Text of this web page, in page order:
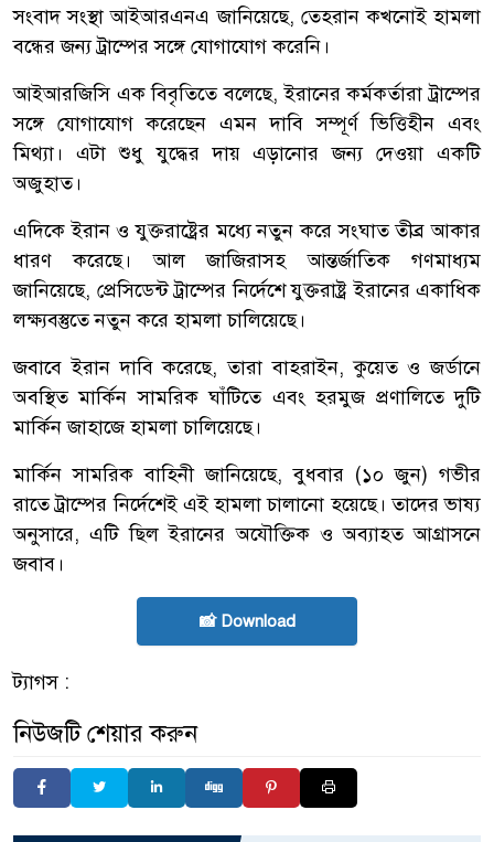
সংবাদ সংস্থা আইআরএনএ জানিয়েছে, তেহরান কখনোই হামলা
বন্ধের জন্য ট্রাম্পের সঙ্গে যোগাযোগ করেনি।
আইআরজিসি এক বিবৃতিতে বলেছে, ইরানের কর্মকর্তারা ট্রাম্পের
সঙ্গে যোগাযোগ করেছেন এমন দাবি সম্পূর্ণ ভিত্তিহীন এবং
মিথ্যা। এটা শুধু যুদ্ধের দায় এড়ানোর জন্য দেওয়া একটি
অজুহাত।
এদিকে ইরান ও যুক্তরাষ্ট্রের মধ্যে নতুন করে সংঘাত তীব্র আকার
ধারণ করেছে। আল জাজিরাসহ আন্তর্জাতিক গণমাধ্যম
জানিয়েছে, প্রেসিডেন্ট ট্রাম্পের নির্দেশে যুক্তরাষ্ট্র ইরানের একাধিক
লক্ষ্যবস্তুতে নতুন করে হামলা চালিয়েছে।
জবাবে ইরান দাবি করেছে, তারা বাহরাইন, কুয়েত ও জর্ডানে
অবস্থিত মার্কিন সামরিক ঘাঁটিতে এবং হরমুজ প্রণালিতে দুটি
মার্কিন জাহাজে হামলা চালিয়েছে।
মার্কিন সামরিক বাহিনী জানিয়েছে, বুধবার (১০ জুন) গভীর
রাতে ট্রাম্পের নির্দেশেই এই হামলা চালানো হয়েছে। তাদের ভাষ্য
অনুসারে, এটি ছিল ইরানের অযৌক্তিক ও অব্যাহত আগ্রাসনে
জবাব।
📸 Download
ট্যাগস :
নিউজটি শেয়ার করুন